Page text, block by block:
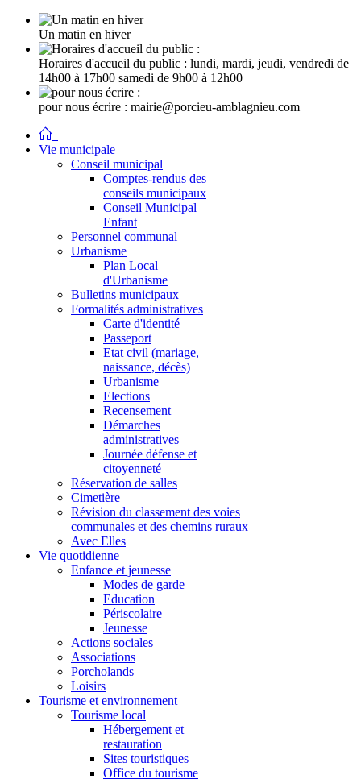
Un matin en hiver
Horaires d'accueil du public : lundi, mardi, jeudi, vendredi de
14h00 à 17h00 samedi de 9h00 à 12h00
pour nous écrire : mairie@porcieu-amblagnieu.com
Vie municipale
Conseil municipal
Comptes-rendus des
conseils municipaux
Conseil Municipal
Enfant
Personnel communal
Urbanisme
Plan Local
d'Urbanisme
Bulletins municipaux
Formalités administratives
Carte d'identité
Passeport
Etat civil (mariage,
naissance, décès)
Urbanisme
Elections
Recensement
Démarches
administratives
Journée défense et
citoyenneté
Réservation de salles
Cimetière
Révision du classement des voies
communales et des chemins ruraux
Avec Elles
Vie quotidienne
Enfance et jeunesse
Modes de garde
Education
Périscolaire
Jeunesse
Actions sociales
Associations
Porcholands
Loisirs
Tourisme et environnement
Tourisme local
Hébergement et
restauration
Sites touristiques
Office du tourisme